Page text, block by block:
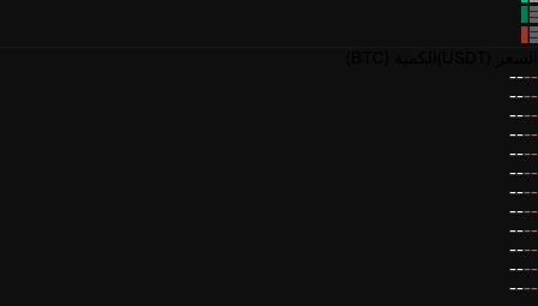
--
--
--
--
--
--
--
--
--
--
--
--
--
--
--
--
--
--
--
--
--
--
--
--